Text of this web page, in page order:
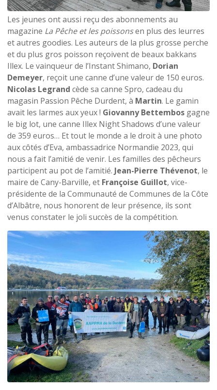
Les jeunes ont aussi reçu des abonnements au
magazine La Pêche et les poissonsen plus des leurres
et autres goodies. Les auteurs de la plus grosse perche
et du plus gros poisson reçoivent de beaux bakkans
Illex. Le vainqueur de l’Instant Shimano, Dorian
Demeyer, reçoit une canne d’une valeur de 150 euros.
Nicolas Legrand cède sa canne Spro, cadeau du
magasin Passion Pêche Durdent, à Martin. Le gamin
avait les larmes aux yeux ! Giovanny Bettembos gagne
le big lot, une canne Illex Night Shadows d’une valeur
de 359 euros… Et tout le monde a le droit à une photo
aux côtés d’Eva, ambassadrice Normandie 2023, qui
nous a fait l’amitié de venir. Les familles des pêcheurs
participent au pot de l’amitié. Jean-Pierre Thévenot, le
maire de Cany-Barville, et Françoise Guillot, vice-
présidente de la Communauté de Communes de la Côte
d’Albâtre, nous honorent de leur présence, ils sont
venus constater le joli succès de la compétition.